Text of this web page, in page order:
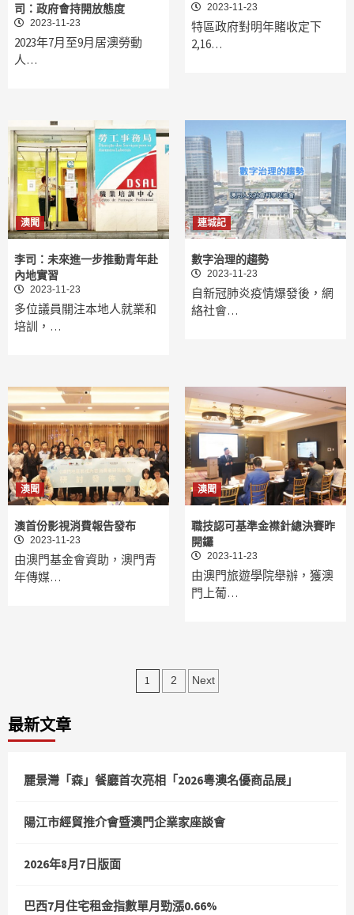
司：政府會持開放態度
2023-11-23
2023年7月至9月居澳勞動
人…
2023-11-23
特區政府對明年賭收定下
2,16…
澳聞
李司：未來進一步推動青年赴
內地實習
2023-11-23
多位議員關注本地人就業和
培訓，…
連城記
數字治理的趨勢
2023-11-23
自新冠肺炎疫情爆發後，網
絡社會…
澳聞
澳首份影視消費報告發布
2023-11-23
由澳門基金會資助，澳門青
年傳媒…
澳聞
職技認可基準金襟針總決賽昨
開鑼
2023-11-23
由澳門旅遊學院舉辦，獲澳
門上葡…
文
1 2 Next
最新文章
麗景灣「森」餐廳首次亮相「2026粵澳名優商品展」
陽江市經貿推介會暨澳門企業家座談會
2026年8月7日版面
巴西7月住宅租金指數單月勁漲0.66%